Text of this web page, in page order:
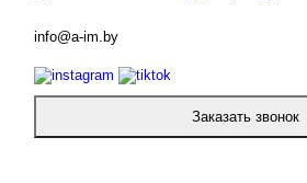
info@a-im.by
Заказать звонок